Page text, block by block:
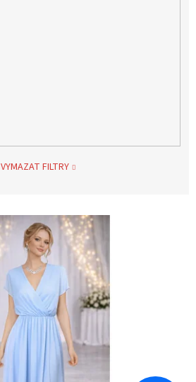
VYMAZAT FILTRY